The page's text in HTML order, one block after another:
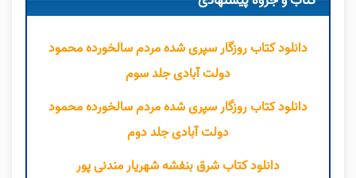
دانلود کتاب روزگار سپری شده مردم سالخورده محمود
دولت آبادی جلد سوم
دانلود کتاب روزگار سپری شده مردم سالخورده محمود
دولت آبادی جلد دوم
دانلود کتاب شرق بنفشه شهریار مندنی پور